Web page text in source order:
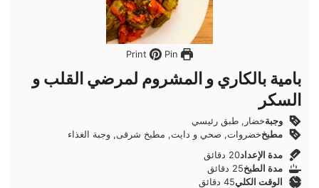
Pin
بامية بالكاري و المشروم لمرضي القلب و
السكر
وجبةخضار, طبق رئيسي
مطبخخضروات, صحي و دايت, مطبخ شرقى, وجبة الغذاء
مدة الإعداد20 دقائق
دقائق
مدة الطبخ25 دقائق
دقائق
الوقت الكلي45دقائق
دقائق